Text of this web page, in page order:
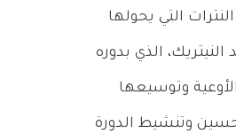
التي يحولها
الذي بدوره
وتوسيعها
وتنشيط الدورة